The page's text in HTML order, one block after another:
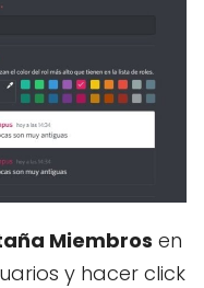
Miembros en
y hacer click